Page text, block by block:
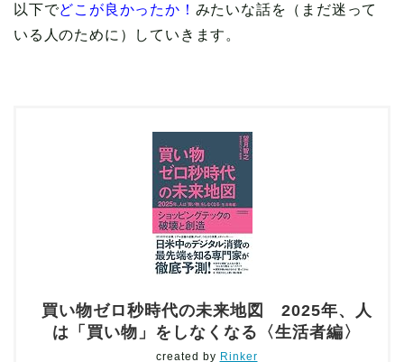
以下でどこが良かったか！ みたいな話を（まだ迷って
いる人のために）していきます。
買い物ゼロ秒時代の未来地図 2025年、人
は「買い物」をしなくなる〈生活者編〉
created by Rinker